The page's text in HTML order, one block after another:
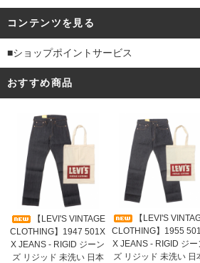
コンテンツを見る
■ショップポイントサービス
おすすめ商品
【LEVI'S VINTAGE
CLOTHING】1947 501X
X JEANS - RIGID ジーン
ズ リジッド 未洗い 日本
【LEVI'S
CLOTHING】1955
X JEANS - RIGID ジー
ズ リジッド 未洗い 日